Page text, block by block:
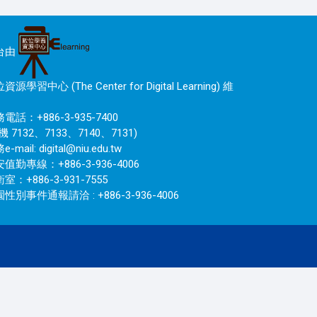
由
資源學習中心 (The Center for Digital Learning) 維
電話：+886-3-935-7400
7132、7133、7140、7131)
e-mail:digital@niu.edu.tw
值勤專線：+886-3-936-4006
室：+886-3-931-7555
性別事件通報請洽 : +886-3-936-4006